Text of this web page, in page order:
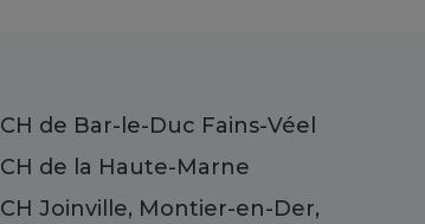
CH de Bar-le-Duc Fains-Véel
CH de la Haute-Marne
CH Joinville, Montier-en-Der,